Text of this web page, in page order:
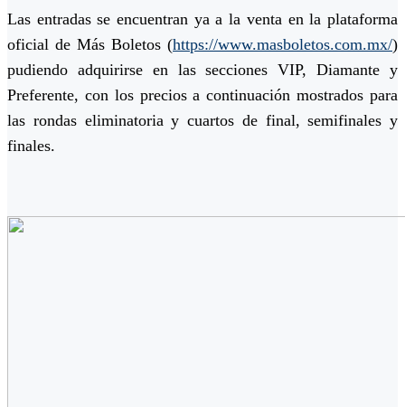
Las entradas se encuentran ya a la venta en la plataforma
oficial de Más Boletos (https://www.masboletos.com.mx/)
pudiendo adquirirse en las secciones VIP, Diamante y
Preferente, con los precios a continuación mostrados para
las rondas eliminatoria y cuartos de final, semifinales y
finales.